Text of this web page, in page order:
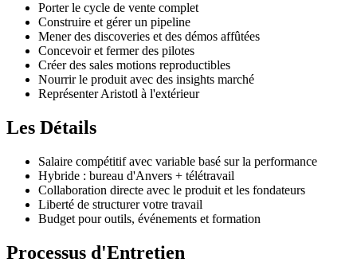
Porter le cycle de vente complet
Construire et gérer un pipeline
Mener des discoveries et des démos affûtées
Concevoir et fermer des pilotes
Créer des sales motions reproductibles
Nourrir le produit avec des insights marché
Représenter Aristotl à l'extérieur
Les Détails
Salaire compétitif avec variable basé sur la performance
Hybride : bureau d'Anvers + télétravail
Collaboration directe avec le produit et les fondateurs
Liberté de structurer votre travail
Budget pour outils, événements et formation
Processus d'Entretien